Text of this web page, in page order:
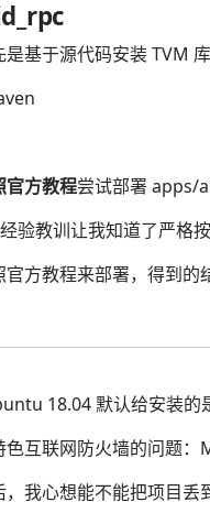
基于源代码安装 TVM
官方教程尝试部署 apps/
验教训让我知道了严格
方教程来部署，得到的
18.04 默认给安装的
互联网防火墙的问题：
，我心想能不能把项目